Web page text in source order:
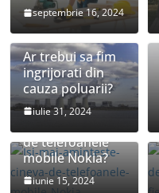
septembrie 16, 2024
Ar trebui sa fim
ingrijorati din
cauza poluarii?
iulie 31, 2024
Isi mai
de telefoanele
mobile Nokia?
iunie 15, 2024
Ce sunt